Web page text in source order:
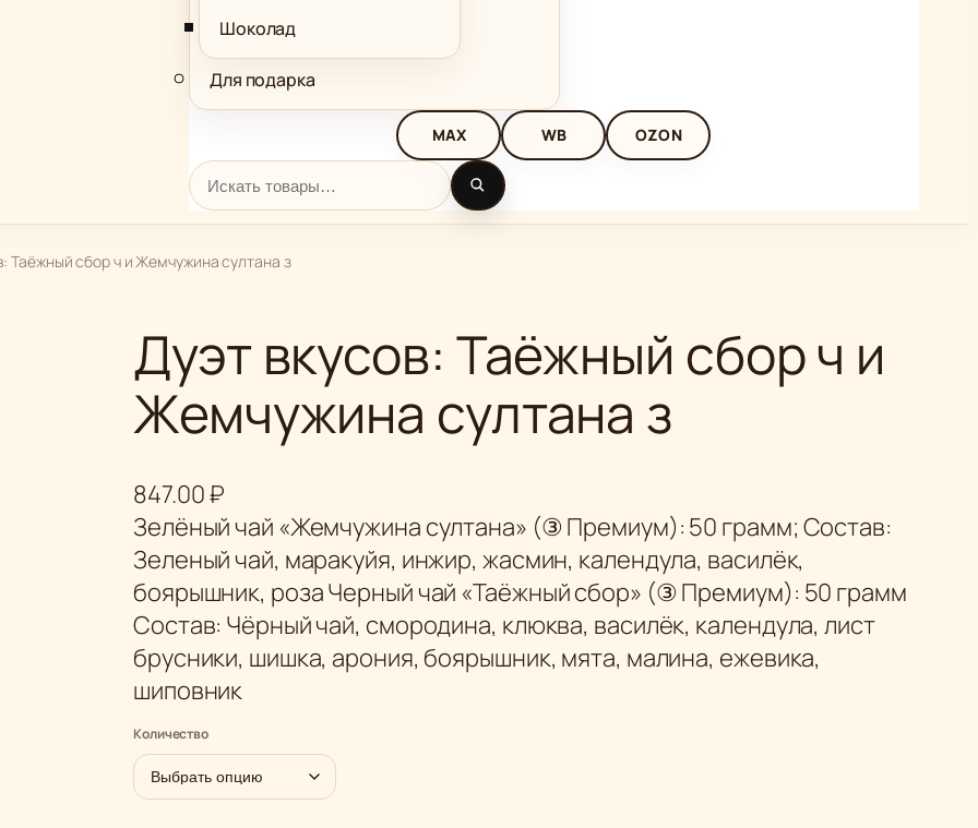
Шоколад
Для подарка
MAX WB OZON
Поиск
Таёжный сбор ч и Жемчужина султана з
Дуэт вкусов: Таёжный сбор ч и
Жемчужина султана з
847.00₽
Зелёный чай «Жемчужина султана» (③ Премиум): 50 грамм; Состав:
Зеленый чай, маракуйя, инжир, жасмин, календула, василёк,
боярышник, роза Черный чай «Таёжный сбор» (③ Премиум): 50 грамм
Состав: Чёрный чай, смородина, клюква, василёк, календула, лист
брусники, шишка, арония, боярышник, мята, малина, ежевика,
шиповник
Количество